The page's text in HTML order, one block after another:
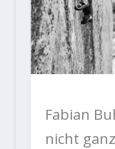
Fabian
nicht